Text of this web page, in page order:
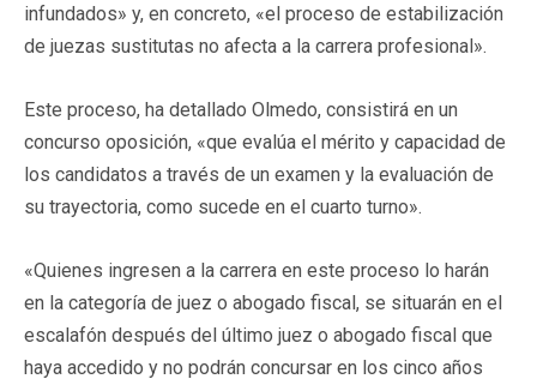
infundados» y, en concreto, «el proceso de estabilización
de juezas sustitutas no afecta a la carrera profesional».
Este proceso, ha detallado Olmedo, consistirá en un
concurso oposición, «que evalúa el mérito y capacidad de
los candidatos a través de un examen y la evaluación de
su trayectoria, como sucede en el cuarto turno».
«Quienes ingresen a la carrera en este proceso lo harán
en la categoría de juez o abogado fiscal, se situarán en el
escalafón después del último juez o abogado fiscal que
haya accedido y no podrán concursar en los cinco años